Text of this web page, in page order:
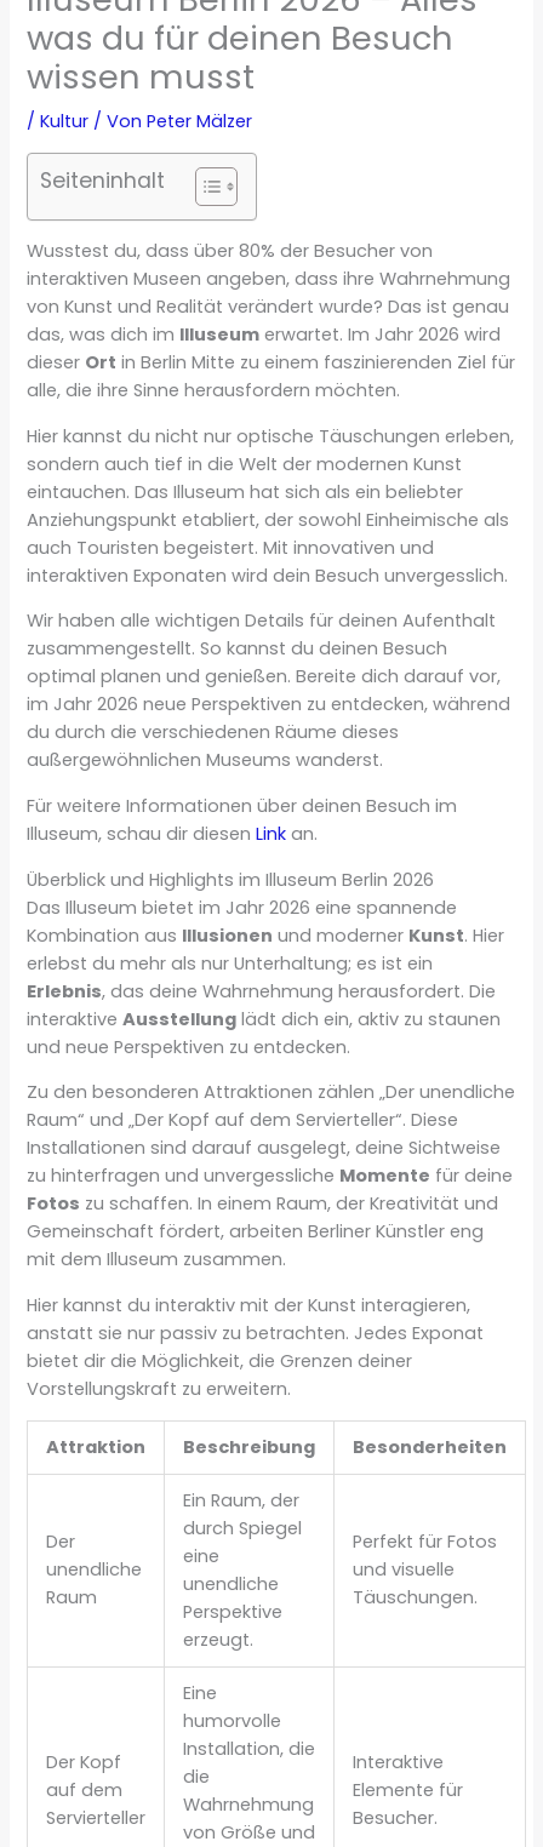
was du für deinen Besuch
wissen musst
/Kultur / VonPeter Mälzer
Seiteninhalt
Wusstest du, dass über 80% der Besucher von
interaktiven Museen angeben, dass ihre Wahrnehmung
von Kunst und Realität verändert wurde? Das ist genau
das, was dich im Illuseum erwartet. Im Jahr 2026 wird
dieser Ort in Berlin Mitte zu einem faszinierenden Ziel für
alle, die ihre Sinne herausfordern möchten.
Hier kannst du nicht nur optische Täuschungen erleben,
sondern auch tief in die Welt der modernen Kunst
eintauchen. Das Illuseum hat sich als ein beliebter
Anziehungspunkt etabliert, der sowohl Einheimische als
auch Touristen begeistert. Mit innovativen und
interaktiven Exponaten wird dein Besuch unvergesslich.
Wir haben alle wichtigen Details für deinen Aufenthalt
zusammengestellt. So kannst du deinen Besuch
optimal planen und genießen. Bereite dich darauf vor,
im Jahr 2026 neue Perspektiven zu entdecken, während
du durch die verschiedenen Räume dieses
außergewöhnlichen Museums wanderst.
Für weitere Informationen über deinen Besuch im
Illuseum, schau dir diesenLink an.
Überblick und Highlights im Illuseum Berlin 2026
Das Illuseum bietet im Jahr 2026 eine spannende
Kombination aus Illusionen und moderner Kunst. Hier
erlebst du mehr als nur Unterhaltung; es ist ein
Erlebnis, das deine Wahrnehmung herausfordert. Die
interaktiveAusstellung lädt dich ein, aktiv zu staunen
und neue Perspektiven zu entdecken.
Zu den besonderen Attraktionen zählen „Der unendliche
Raum“ und „Der Kopf auf dem Servierteller“. Diese
Installationen sind darauf ausgelegt, deine Sichtweise
zu hinterfragen und unvergessliche Momente für deine
Fotos zu schaffen. In einem Raum, der Kreativität und
Gemeinschaft fördert, arbeiten Berliner Künstler eng
mit dem Illuseum zusammen.
Hier kannst du interaktiv mit der Kunst interagieren,
anstatt sie nur passiv zu betrachten. Jedes Exponat
bietet dir die Möglichkeit, die Grenzen deiner
Vorstellungskraft zu erweitern.
Attraktion Beschreibung Besonderheiten
Der
unendliche
Raum
Ein Raum, der
durch Spiegel
eine
unendliche
Perspektive
erzeugt.
Perfekt für Fotos
und visuelle
Täuschungen.
Der Kopf
auf dem
Servierteller
Eine
humorvolle
Installation, die
die
Wahrnehmung
von Größe und
Interaktive
Elemente für
Besucher.